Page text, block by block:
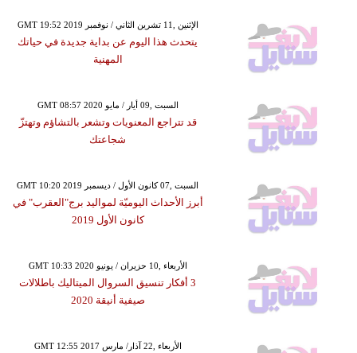
GMT 19:52 2019 الإثنين ,11 تشرين الثاني / نوفمبر
يتحدث هذا اليوم عن بداية جديدة في حياتك
المهنية
GMT 08:57 2020 السبت ,09 أيار / مايو
قد تتراجع المعنويات وتشعر بالتشاؤم وتهتزّ
شجاعتك
GMT 10:20 2019 السبت ,07 كانون الأول / ديسمبر
أبرز الأحداث اليوميّة لمواليد برج"العقرب" في
كانون الأول 2019
GMT 10:33 2020 الأربعاء ,10 حزيران / يونيو
3 أفكار تنسيق السروال الميتاليك باطلالات
صيفية أنيقة 2020
GMT 12:55 2017 الأربعاء ,22 آذار/ مارس